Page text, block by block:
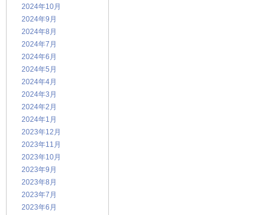
2024年10月
2024年9月
2024年8月
2024年7月
2024年6月
2024年5月
2024年4月
2024年3月
2024年2月
2024年1月
2023年12月
2023年11月
2023年10月
2023年9月
2023年8月
2023年7月
2023年6月